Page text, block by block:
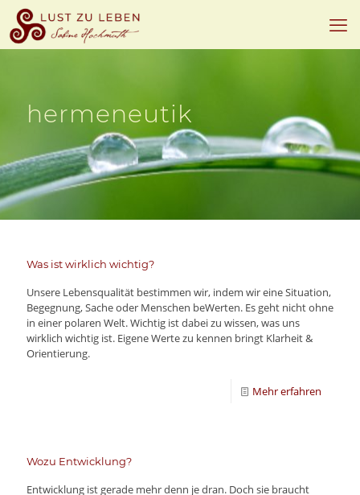
hermeneutik
Was ist wirklich wichtig?
Unsere Lebensqualität bestimmen wir, indem wir eine Situation,
Begegnung, Sache oder Menschen beWerten. Es geht nicht ohne
in einer polaren Welt. Wichtig ist dabei zu wissen, was uns
wirklich wichtig ist. Eigene Werte zu kennen bringt Klarheit &
Orientierung.
Mehr erfahren
Wozu Entwicklung?
Entwicklung ist gerade mehr denn je dran. Doch sie braucht